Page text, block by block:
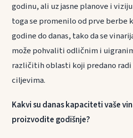
godinu, ali uz jasne planove i
toga se promenilo od prve berbe
godine do danas, tako da se
može pohvaliti odličnim i
različitih oblasti koji predano radi
ciljevima.
Kakvi su danas kapaciteti vaše
proizvodite godišnje?